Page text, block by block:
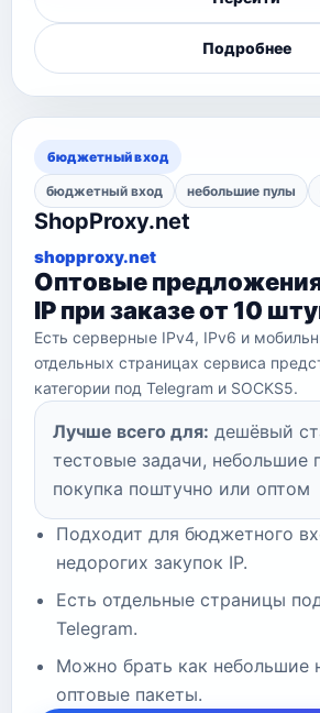
Подробнее
бюджетный вход
бюджетный вход небольшие пулы
ShopProxy.net
shopproxy.net
Оптовые
IP при заказе от 10
Есть серверные IPv4, IPv6 и
отдельных страницах сервиса
категории под Telegram и SOCKS5.
Лучше всего для: дешёвый
тестовые задачи, небольшие
покупка поштучно или оптом
Подходит для бюджетного
недорогих закупок IP.
Есть отдельные страницы
Telegram.
Можно брать как небольшие
оптовые пакеты.